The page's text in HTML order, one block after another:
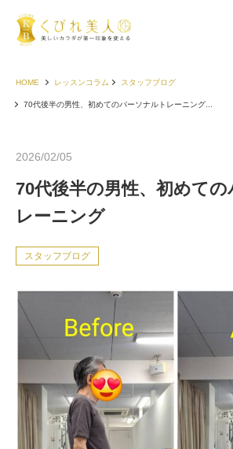
お客様の声（40代）
お客様の声（50代以上）
お客様の声（男性）
HOME レッスンコラム スタッフブログ
70代後半の男性、初めてのパーソナルトレーニング...
2026/02/05
70代後半の男性、初めての
レーニング
スタッフブログ